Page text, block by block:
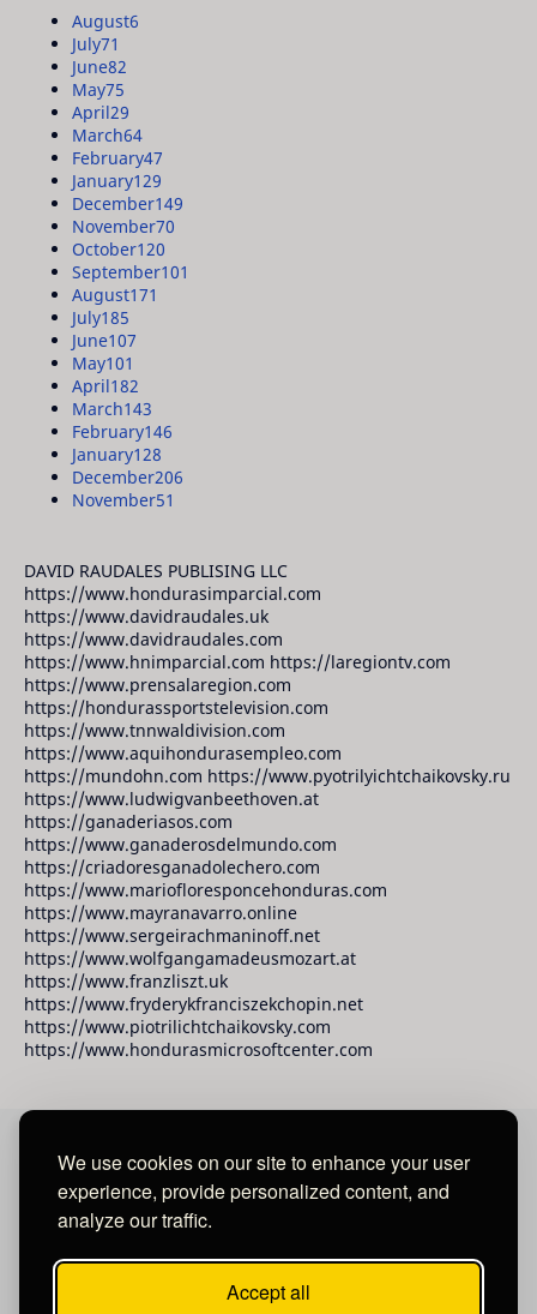
We use cookies on our site to enhance your user
experience, provide personalized content, and
analyze our traffic.
Accept all
August6
July71
June82
May75
April29
March64
February47
January129
December149
November70
October120
September101
August171
July185
June107
May101
April182
March143
February146
January128
December206
November51
DAVID RAUDALES PUBLISING LLC
https://www.hondurasimparcial.com
https://www.davidraudales.uk
https://www.davidraudales.com
https://www.hnimparcial.com https://laregiontv.com
https://www.prensalaregion.com
https://hondurassportstelevision.com
https://www.tnnwaldivision.com
https://www.aquihondurasempleo.com
https://mundohn.com https://www.pyotrilyichtchaikovsky.ru
https://www.ludwigvanbeethoven.at
https://ganaderiasos.com
https://www.ganaderosdelmundo.com
https://criadoresganadolechero.com
https://www.mariofloresponcehonduras.com
https://www.mayranavarro.online
https://www.sergeirachmaninoff.net
https://www.wolfgangamadeusmozart.at
https://www.franzliszt.uk
https://www.fryderykfranciszekchopin.net
https://www.piotrilichtchaikovsky.com
https://www.hondurasmicrosoftcenter.com
David Raudales Publishing LLC
Salvador.